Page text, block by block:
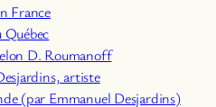
France
D. Roumanoff
artiste
(par Emmanuel Desjardins)